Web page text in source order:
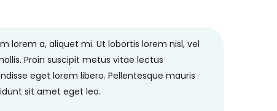
lorem a, aliquet mi. Ut lobortis lorem nisl, vel
Proin suscipit metus vitae lectus
eget lorem libero. Pellentesque mauris
sit amet eget leo.